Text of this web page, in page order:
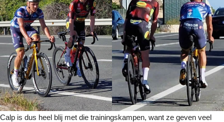
Calp is dus heel blij met die trainingskampen, want ze geven veel